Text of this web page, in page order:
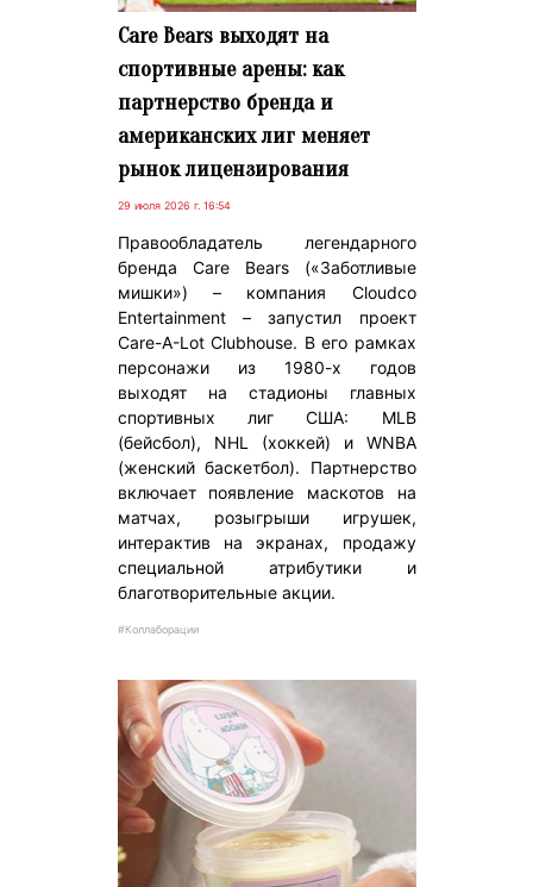
Care Bears выходят на
спортивные арены: как
партнерство бренда и
американских лиг меняет
рынок лицензирования
29 июля 2026 г. 16:54
Правообладатель легендарного
бренда Care Bears («Заботливые
мишки») – компания Cloudco
Entertainment – запустил проект
Care-A-Lot Clubhouse. В его рамках
персонажи из 1980-х годов
выходят на стадионы главных
спортивных лиг США: MLB
(бейсбол), NHL (хоккей) и WNBA
(женский баскетбол). Партнерство
включает появление маскотов на
матчах, розыгрыши игрушек,
интерактив на экранах, продажу
специальной атрибутики и
благотворительные акции.
#Коллаборации